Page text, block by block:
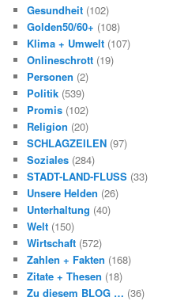
Gesundheit (102)
Golden50/60+ (108)
Klima + Umwelt (107)
Onlineschrott (19)
Personen (2)
Politik (539)
Promis (102)
Religion (20)
SCHLAGZEILEN (97)
Soziales (284)
STADT-LAND-FLUSS (33)
Unsere Helden (26)
Unterhaltung (40)
Welt (150)
Wirtschaft (572)
Zahlen + Fakten (168)
Zitate + Thesen (18)
Zu diesem BLOG … (36)